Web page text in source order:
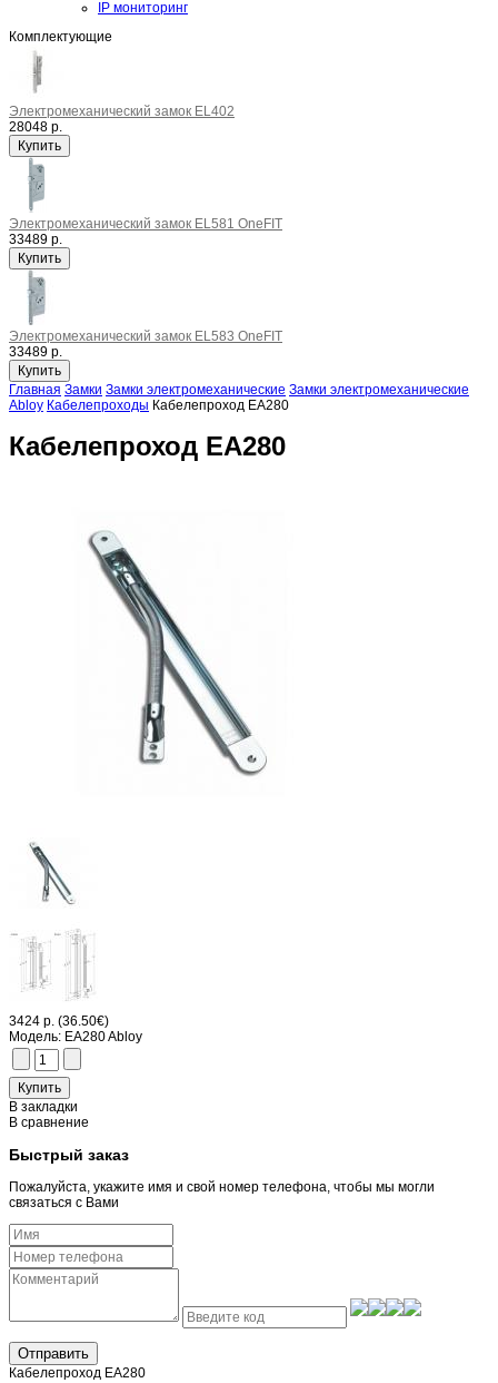
IP мониторинг
Комплектующие
Электромеханический замок EL402
28048 р.
Электромеханический замок EL581 OneFIT
33489 р.
Электромеханический замок EL583 OneFIT
33489 р.
Главная Замки Замки электромеханические Замки электромеханические
Abloy Кабелепроходы Кабелепроход EA280
Кабелепроход EA280
3424 р. (36.50€)
Модель: EA280 Abloy
В закладки
В сравнение
Быстрый заказ
Пожалуйста, укажите имя и свой номер телефона, чтобы мы могли
связаться с Вами
Отправить
Кабелепроход EA280